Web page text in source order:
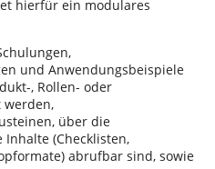
hierfür ein modulares
und Anwendungsbeispiele
, Rollen- oder
werden,
über die
(Checklisten,
abrufbar sind, sowie